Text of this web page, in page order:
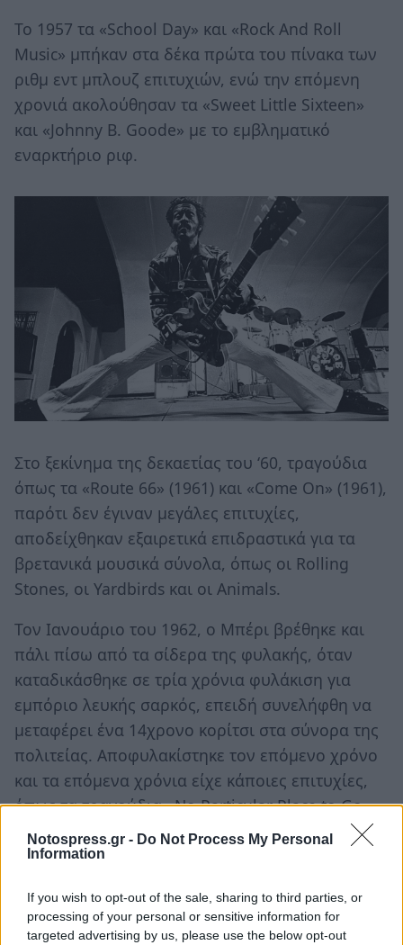
Notospress.gr - Do Not Process My Personal
Information
If you wish to opt-out of the sale, sharing to third parties, or
processing of your personal or sensitive information for
targeted advertising by us, please use the below opt-out
Το 1957 τα «School Day» και «Rock And Roll
Music» μπήκαν στα δέκα πρώτα του πίνακα των
ριθμ εντ μπλουζ επιτυχιών, ενώ την επόμενη
χρονιά ακολούθησαν τα «Sweet Little Sixteen»
και «Johnny Β. Goode» με το εμβληματικό
εναρκτήριο ριφ.
Στο ξεκίνημα της δεκαετίας του ‘60, τραγούδια
όπως τα «Route 66» (1961) και «Come On» (1961),
παρότι δεν έγιναν μεγάλες επιτυχίες,
αποδείχθηκαν εξαιρετικά επιδραστικά για τα
βρετανικά μουσικά σύνολα, όπως οι Rolling
Stones, οι Yardbirds και οι Animals.
Τον Ιανουάριο του 1962, ο Μπέρι βρέθηκε και
πάλι πίσω από τα σίδερα της φυλακής, όταν
καταδικάσθηκε σε τρία χρόνια φυλάκιση για
εμπόριο λευκής σαρκός, επειδή συνελήφθη να
μεταφέρει ένα 14χρονο κορίτσι στα σύνορα της
πολιτείας. Αποφυλακίστηκε τον επόμενο χρόνο
και τα επόμενα χρόνια είχε κάποιες επιτυχίες,
όπως τα τραγούδια «No Particular Place to Go»
(1964), «You Never Can Tell» (1964) και «Nadine»
(1964).